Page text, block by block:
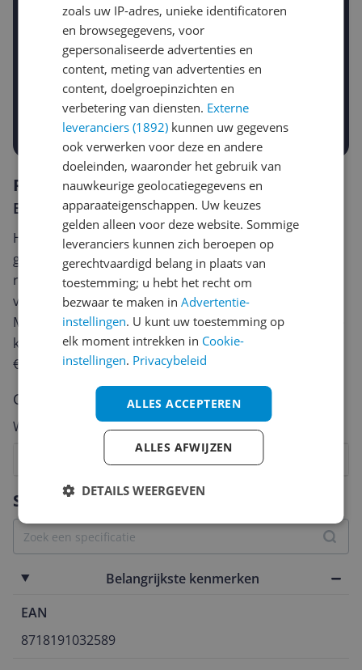
Gewenste daling of bedrag
-10% -15%
Gewenste prijs
Prijsalert aanzetten
Specificaties
Belangrijkste kenmerken
EAN
8718191032589
Reviews
Er zijn nog geen reviews geschreven
Heb jij dit product in bezit en wil je graag je mening
geven? Start dan hieronder met het schrijven van je
review. Afhankelijk van de details duurt het schrijven
van een review gemiddeld tussen de 3 en 10 minuten.
Met jouw mening help je andere bezoekers een betere
keuze te maken én maak je iedere maand kans op
€250,-!
Klik hier voor de actievoorwaarden.
Cijfer
Welk cijfer geef jij dit product?
8
Vraag 1 van 4
zoals uw IP-adres, unieke identificatoren
en browsegegevens, voor
gepersonaliseerde advertenties en
content, meting van advertenties en
content, doelgroepinzichten en
verbetering van diensten. Externe
leveranciers (1892) kunnen uw gegevens
ook verwerken voor deze en andere
doeleinden, waaronder het gebruik van
nauwkeurige geolocatiegegevens en
apparaateigenschappen. Uw keuzes
gelden alleen voor deze website. Sommige
leveranciers kunnen zich beroepen op
gerechtvaardigd belang in plaats van
toestemming; u hebt het recht om
bezwaar te maken inAdvertentie-
instellingen. U kunt uw toestemming op
elk moment intrekken in Cookie-
instellingen. Privacybeleid
ALLES ACCEPTEREN
ALLES AFWIJZEN
DETAILS WEERGEVEN